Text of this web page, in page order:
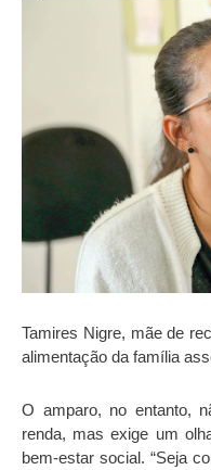
Tamires Nigre, mãe de
alimentação da família
O amparo, no entanto,
renda, mas exige um
bem-estar social. “Seja